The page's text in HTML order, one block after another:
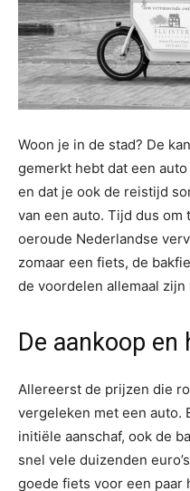
Woon je in de stad? De
gemerkt hebt dat een
en dat je ook de reistijd
van een auto. Tijd dus om
oeroude Nederlandse
zomaar een fiets, de
de voordelen allemaal
De aankoop en
Allereerst de prijzen die
vergeleken met een auto.
initiële aanschaf, ook de
snel vele duizenden
goede fiets voor een paar